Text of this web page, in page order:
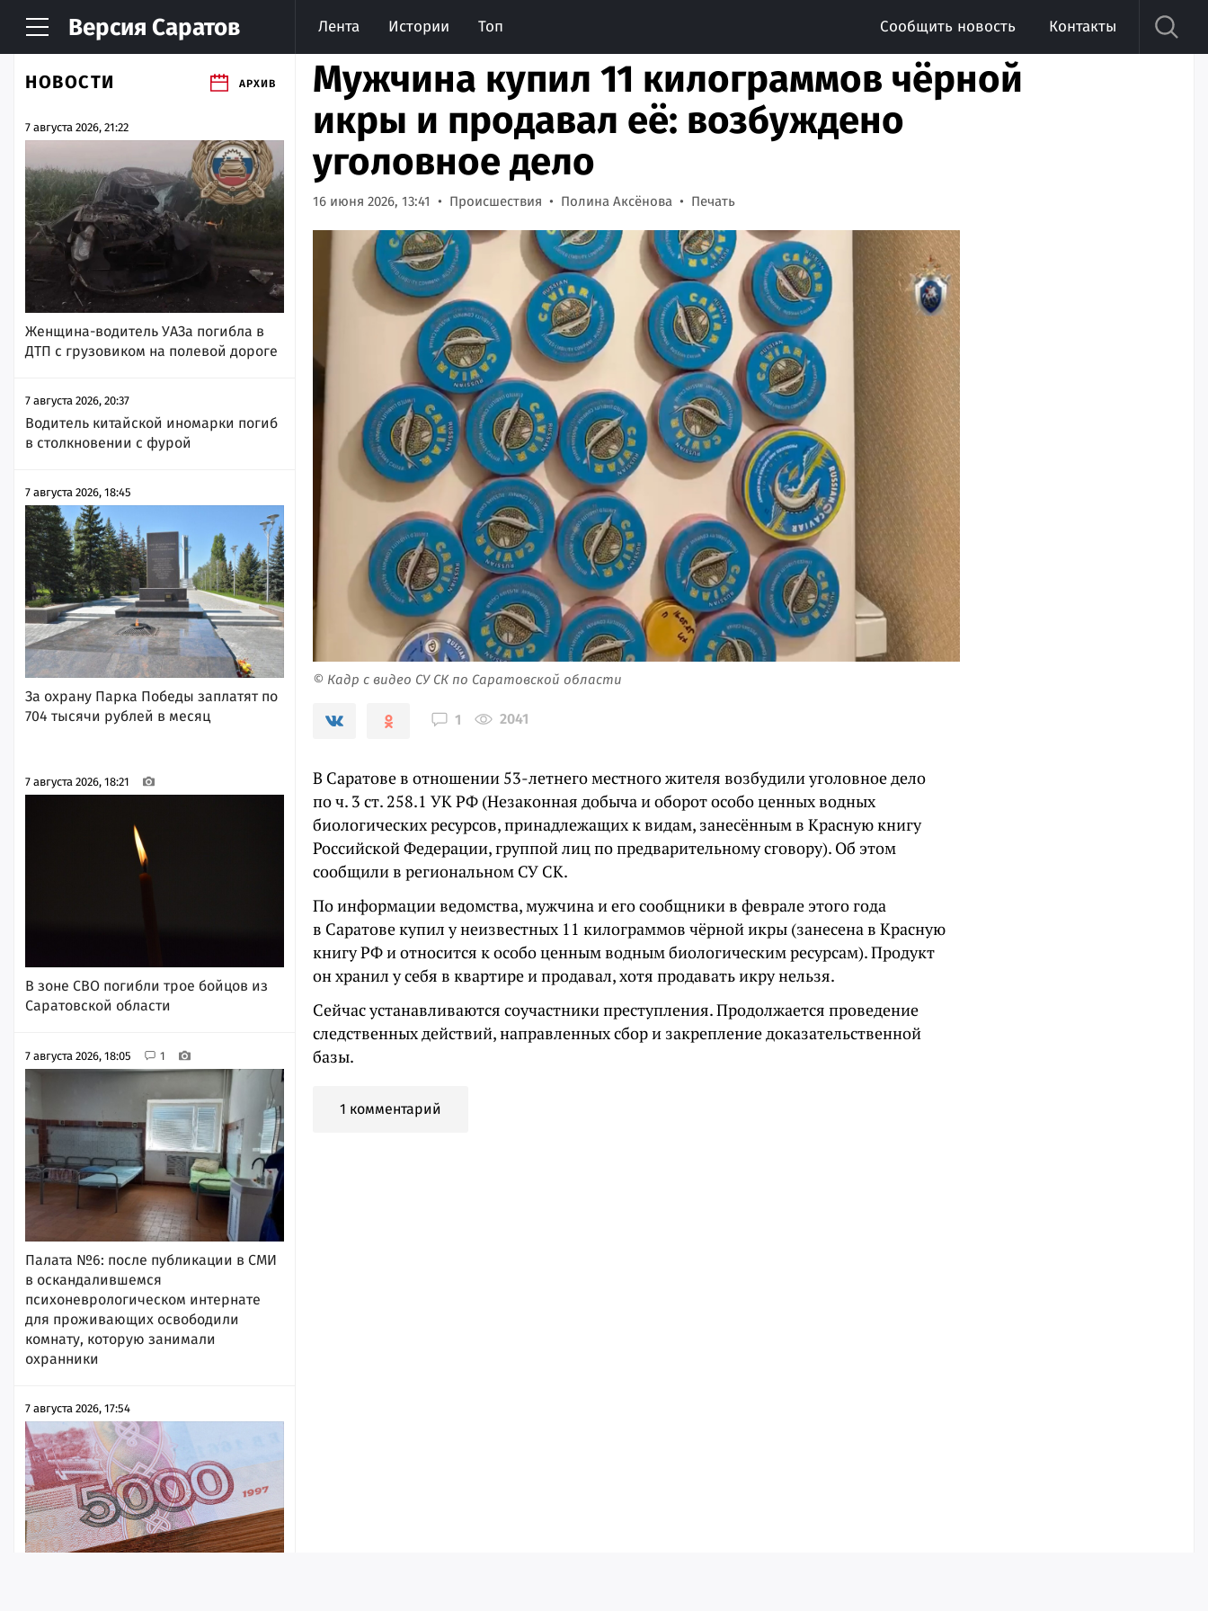
Версия Саратов Лента Истории Топ Сообщить новость Контакты
НОВОСТИ АРХИВ
7 августа 2026, 21:22
Женщина-водитель УАЗа погибла в
ДТП с грузовиком на полевой дороге
7 августа 2026, 20:37
Водитель китайской иномарки погиб
в столкновении с фурой
7 августа 2026, 18:45
За охрану Парка Победы заплатят по
704 тысячи рублей в месяц
7 августа 2026, 18:21
В зоне СВО погибли трое бойцов из
Саратовской области
7 августа 2026, 18:05 1
Палата №6: после публикации в СМИ
в оскандалившемся
психоневрологическом интернате
для проживающих освободили
комнату, которую занимали
охранники
7 августа 2026, 17:54
Мужчина купил 11 килограммов чёрной
икры и продавал её: возбуждено
уголовное дело
16 июня 2026, 13:41 Происшествия Полина Аксёнова Печать
© Кадр с видео СУ СК по Саратовской области
1 2041
В Саратове в отношении 53-летнего местного жителя возбудили уголовное дело
по ч. 3 ст. 258.1 УК РФ (Незаконная добыча и оборот особо ценных водных
биологических ресурсов, принадлежащих к видам, занесённым в Красную книгу
Российской Федерации, группой лиц по предварительному сговору). Об этом
сообщили в региональном СУ СК.
По информации ведомства, мужчина и его сообщники в феврале этого года
в Саратове купил у неизвестных 11 килограммов чёрной икры (занесена в Красную
книгу РФ и относится к особо ценным водным биологическим ресурсам). Продукт
он хранил у себя в квартире и продавал, хотя продавать икру нельзя.
Сейчас устанавливаются соучастники преступления. Продолжается проведение
следственных действий, направленных сбор и закрепление доказательственной
базы.
1 комментарий